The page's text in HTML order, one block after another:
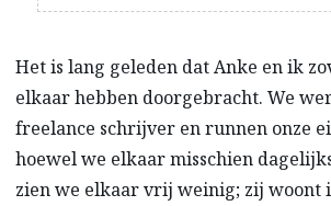
Het is lang geleden dat Anke en ik
elkaar hebben doorgebracht. We
freelance schrijver en runnen onze
hoewel we elkaar misschien
zien we elkaar vrij weinig; zij woont